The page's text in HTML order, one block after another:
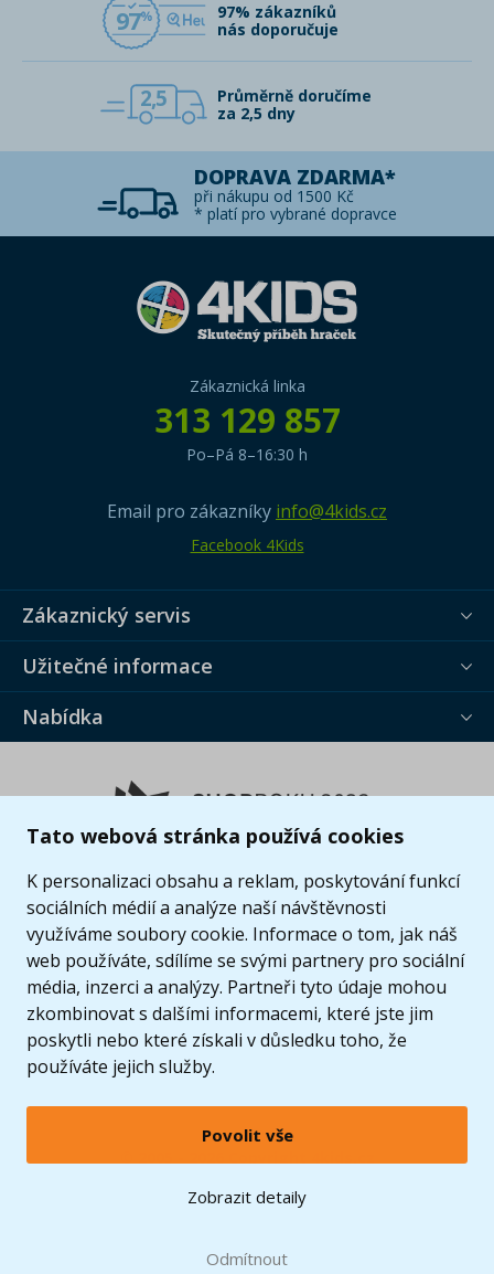
Tato webová stránka používá cookies
K personalizaci obsahu a reklam, poskytování funkcí
sociálních médií a analýze naší návštěvnosti
využíváme soubory cookie. Informace o tom, jak náš
web používáte, sdílíme se svými partnery pro sociální
média, inzerci a analýzy. Partneři tyto údaje mohou
zkombinovat s dalšími informacemi, které jste jim
poskytli nebo které získali v důsledku toho, že
používáte jejich služby.
Povolit vše
Zobrazit detaily
Odmítnout
97
97% zákazníků
nás doporučuje
2,5
Průměrně doručíme
za 2,5 dny
DOPRAVA ZDARMA*
při nákupu od 1500 Kč
* platí pro vybrané dopravce
Zákaznická linka
313 129 857
Po–Pá 8–16:30 h
Email pro zákazníky info@4kids.cz
Facebook 4Kids
Zákaznický servis
Užitečné informace
Nabídka
LEGO, logo LEGO a minifigurka jsou ochrannými známkami společnosti LEGO Group. ©
2024 The LEGO Group.
Zobrazit verzi pro desktop
při nákupu od